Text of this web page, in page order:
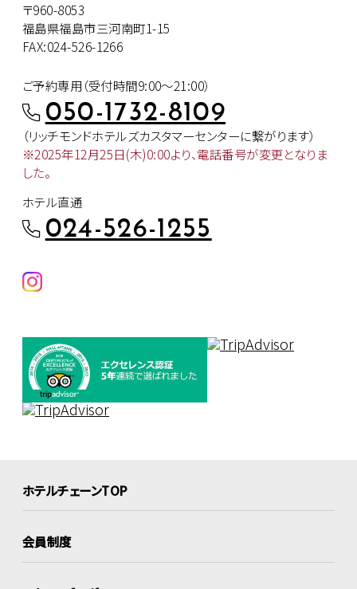
〒960-8053
福島県福島市三河南町1-15
FAX:024-526-1266
ご予約専用（受付時間9:00～21:00）
050-1732-8109
（リッチモンドホテルズカスタマーセンターに繋がります）
※2025年12月25日(木)0:00より、電話番号が変更となりま
した。
ホテル直通
024-526-1255
ホテルチェーンTOP
会員制度